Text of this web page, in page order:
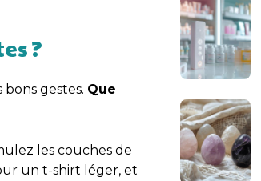
?
gestes. Que
les couches de
un t-shirt léger, et